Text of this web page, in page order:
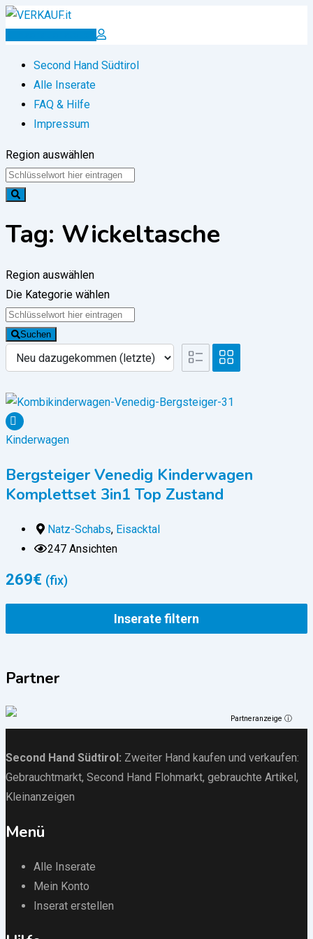
Zum
Inserat erstellen
Second Hand Südtirol
Alle Inserate
FAQ & Hilfe
Impressum
Region auswählen
Tag: Wickeltasche
Region auswählen
Die Kategorie wählen
Suchen
Kinderwagen
Bergsteiger Venedig Kinderwagen
Komplettset 3in1 Top Zustand
Natz-Schabs, Eisacktal
247 Ansichten
269€ (fix)
Inserate filtern
Partner
Partneranzeige ⓘ
Second Hand Südtirol : Zweiter Hand kaufen und verkaufen:
Gebrauchtmarkt, Second Hand Flohmarkt, gebrauchte Artikel ,
Kleinanzeigen
Menü
Alle Inserate
Mein Konto
Inserat erstellen